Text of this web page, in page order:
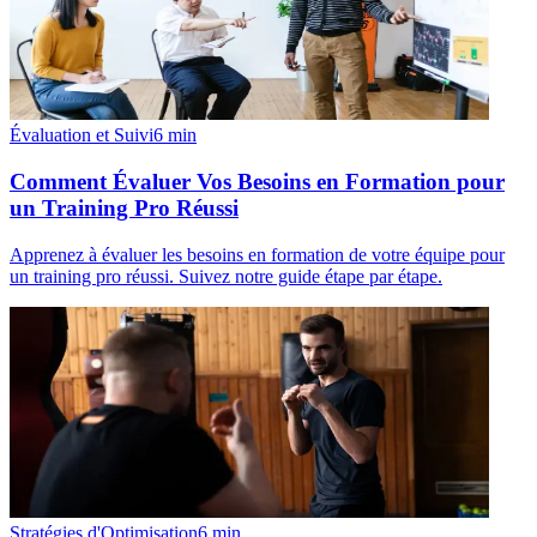
Évaluation et Suivi6 min
Comment Évaluer Vos Besoins en Formation pour
un Training Pro Réussi
Apprenez à évaluer les besoins en formation de votre équipe pour
un training pro réussi. Suivez notre guide étape par étape.
Stratégies d'Optimisation6 min